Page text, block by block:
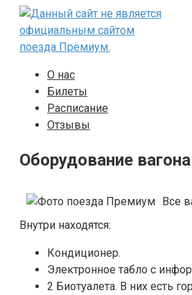
Перейти
контенту
О нас
Билеты
Расписание
Отзывы
Оборудование
Все
Внутри находятся:
Кондиционер.
Электронное табло с
2 Биотуалета. В них есть